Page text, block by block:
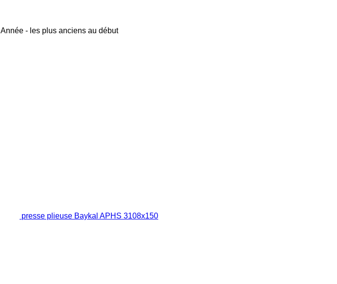
Année - les plus anciens au début
presse plieuse Baykal APHS 3108x150